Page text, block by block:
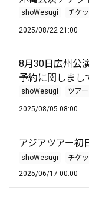
shoWesugi チケ
2025/08/22 21:00
8月30日広州公
予約に関しまし
shoWesugi ツアー
2025/08/05 08:00
アジアツアー初
shoWesugi チケ
2025/06/17 00:00